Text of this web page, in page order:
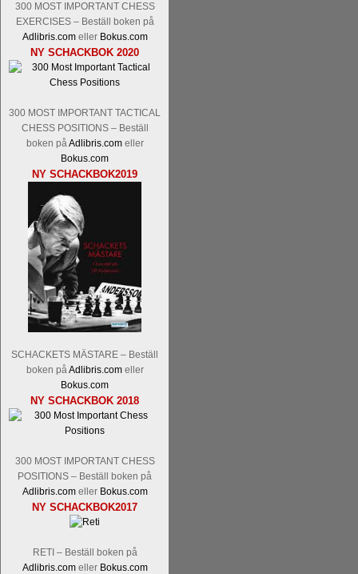
300 MOST IMPORTANT CHESS
EXERCISES – Beställ boken på
Adlibris.comeller Bokus.com
NY SCHACKBOK 2020
300 MOST IMPORTANT TACTICAL
CHESS POSITIONS – Beställ
boken påAdlibris.comeller
Bokus.com
NY SCHACKBOK2019
SCHACKETS MÄSTARE – Beställ
boken på Adlibris.comeller
Bokus.com
NY SCHACKBOK 2018
300 MOST IMPORTANT CHESS
POSITIONS – Beställ boken på
Adlibris.comeller Bokus.com
NY SCHACKBOK2017
RETI – Beställ boken på
Adlibris.comeller Bokus.com